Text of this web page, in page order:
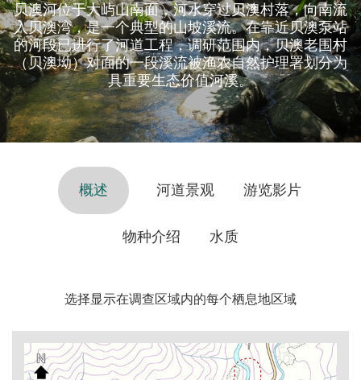
贝澳河位于大屿山南面，河水穿过贝澳村落，向南流
入贝澳湾，是一个典型的山坡溪流。在靠近贝澳泵站
的河段已进行了河道工程，调研范围内，贝澳老围村
（贝澳坳）对面的一段溪流被渔农自然护理署划分为
具重要生态价值河溪。
概述 河道景观 游览影片
物种介绍 水质
选择显示在调查区域内的每个栖息地区域